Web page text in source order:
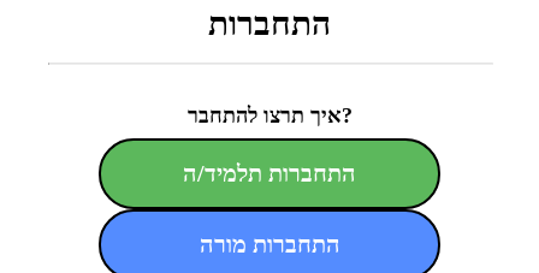
התחברות
איך תרצו להתחבר?
התחברות תלמיד/ה
התחברות מורה